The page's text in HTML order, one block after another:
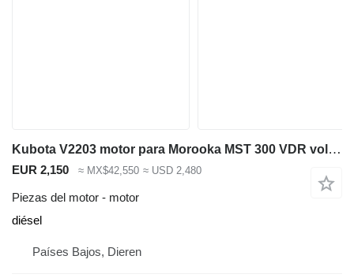
Kubota V2203 motor para Morooka MST 300 VDR volquete de orugas
EUR 2,150 ≈ MX$42,550 ≈ USD 2,480
Piezas del motor - motor
diésel
Países Bajos, Dieren